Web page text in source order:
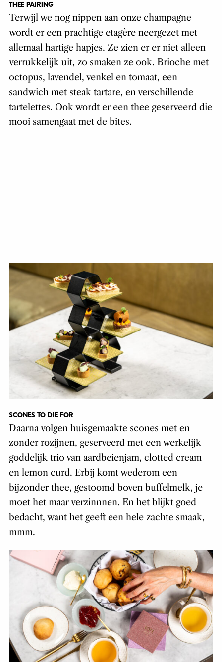
THEE PAIRING
Terwijl we nog nippen aan onze champagne
wordt er een prachtige etagère neergezet met
allemaal hartige hapjes. Ze zien er er niet alleen
verrukkelijk uit, zo smaken ze ook. Brioche met
octopus, lavendel, venkel en tomaat, een
sandwich met steak tartare, en verschillende
tartelettes. Ook wordt er een thee geserveerd die
mooi samengaat met de bites.
SCONES TO DIE FOR
Daarna volgen huisgemaakte scones met en
zonder rozijnen, geserveerd met een werkelijk
goddelijk trio van aardbeienjam, clotted cream
en lemon curd. Erbij komt wederom een
bijzonder thee, gestoomd boven buffelmelk, je
moet het maar verzinnnen. En het blijkt goed
bedacht, want het geeft een hele zachte smaak,
mmm.